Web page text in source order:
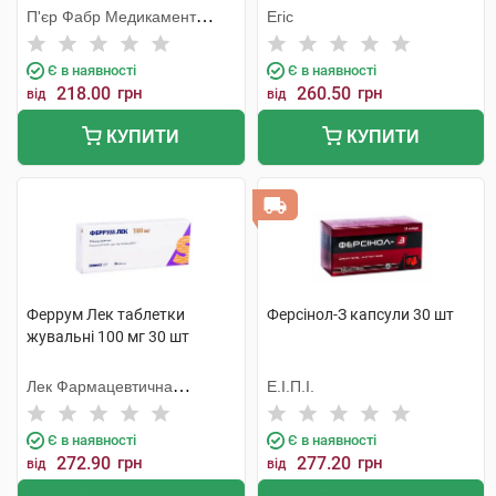
П'єр Фабр Медикамент
Продакшн
Є в наявності
від 218.00 грн
КУПИТИ
Егіс
Є в наявності
від 260.50 грн
КУПИТИ
Феррум Лек таблетки
жувальні 100 мг 30 шт
Лек Фармацевтична
компанія
Є в наявності
від 272.90 грн
Ферсінол-З капсули 30 шт
Е.І.П.І.
Є в наявності
від 277.20 грн